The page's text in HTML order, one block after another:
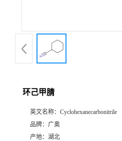
环己甲腈
英文名称： Cyclohexanecarbonitrile
品牌： 广奥
产地： 湖北